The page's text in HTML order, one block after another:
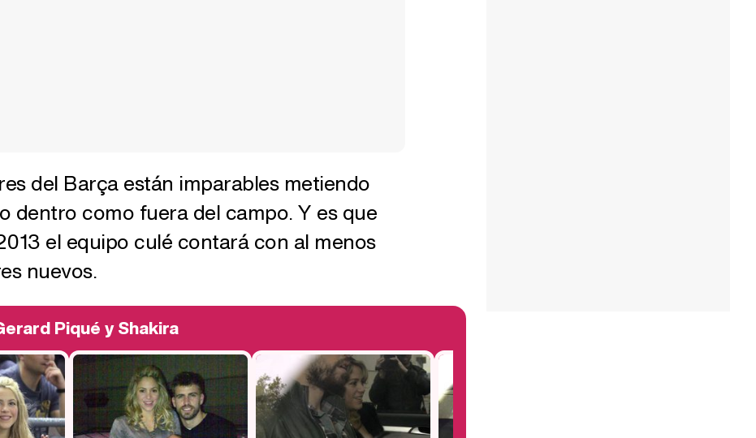
del Barça están imparables metiendo
dentro como fuera del campo. Y es que
el equipo culé contará con al menos
nuevos.
Piqué y Shakira